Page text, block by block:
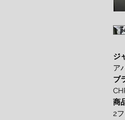
ジ
ア
ブ
商
2